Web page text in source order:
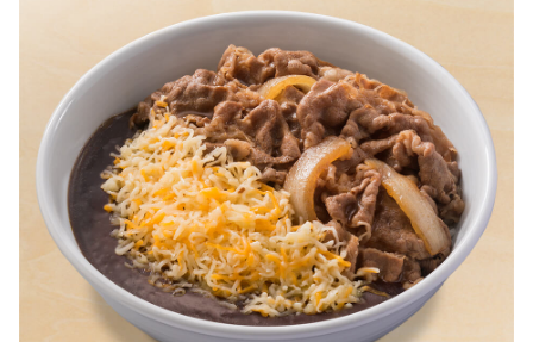
牛丼のこだわり 吉野家の歴史